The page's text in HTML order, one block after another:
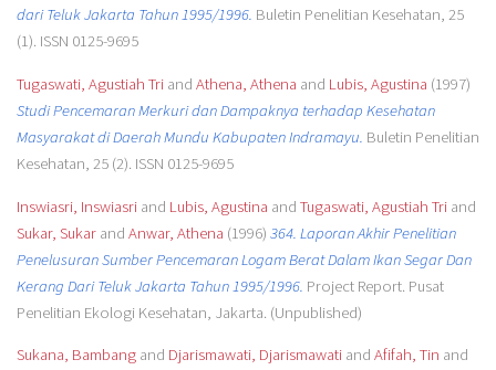
dari Teluk Jakarta Tahun 1995/1996. Buletin Penelitian Kesehatan, 25
(1). ISSN 0125-9695
Tugaswati, Agustiah Triand Athena, Athena and Lubis, Agustina (1997)
Studi Pencemaran Merkuri dan Dampaknya terhadap Kesehatan
Masyarakat di Daerah Mundu Kabupaten Indramayu. Buletin Penelitian
Kesehatan, 25 (2). ISSN 0125-9695
Inswiasri, Inswiasriand Lubis, Agustina and Tugaswati, Agustiah Triand
Sukar, Sukarand Anwar, Athena (1996) 364. Laporan Akhir Penelitian
Penelusuran Sumber Pencemaran Logam Berat Dalam Ikan Segar Dan
Kerang Dari Teluk Jakarta Tahun 1995/1996. Project Report. Pusat
Penelitian Ekologi Kesehatan, Jakarta. (Unpublished)
Sukana, Bambangand Djarismawati, Djarismawatiand Afifah, Tin and